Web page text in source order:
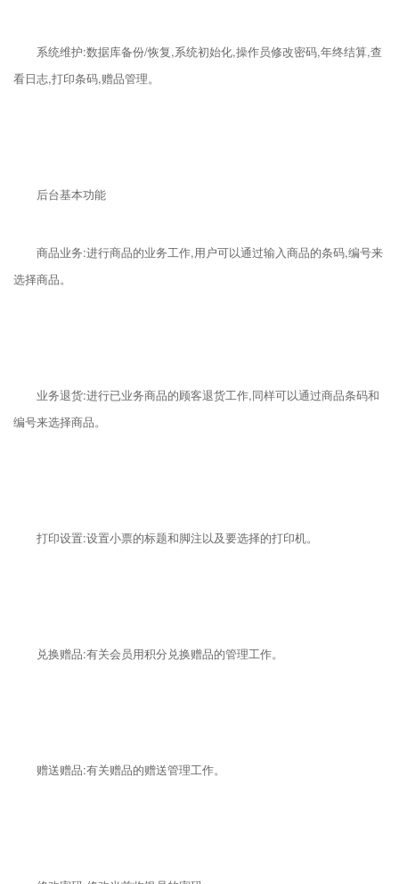
系统维护:数据库备份/恢复,系统初始化,操作员修改密码,年终结算,查
看日志,打印条码,赠品管理。
后台基本功能
商品业务:进行商品的业务工作,用户可以通过输入商品的条码,编号来
选择商品。
业务退货:进行已业务商品的顾客退货工作,同样可以通过商品条码和
编号来选择商品。
打印设置:设置小票的标题和脚注以及要选择的打印机。
兑换赠品:有关会员用积分兑换赠品的管理工作。
赠送赠品:有关赠品的赠送管理工作。